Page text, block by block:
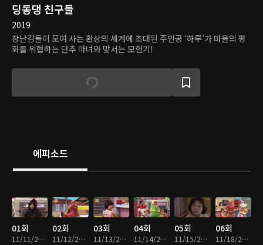
딩동댕 친구들
2019
장난감들이 모여 사는 환상의 세계에 초대된 주인공 ‘하루’가 마을의 평
화를 위협하는 단추 마녀와 맞서는 모험기!
에피소드
01회
11/11/2019 • 18분
02회
11/12/2019 • 19분
03회
11/13/2019 • 19분
04회
11/14/2019 • 19분
05회
11/15/2019 • 18분
06회
11/18/2019 • 18분